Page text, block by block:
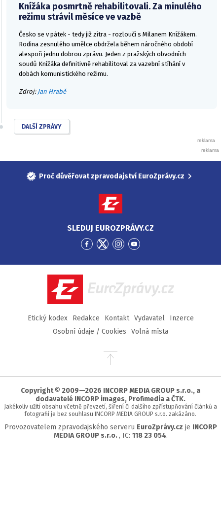
Knížáka posmrtně rehabilitovali. Za minulého
režimu strávil měsíce ve vazbě
Česko se v pátek - tedy již zítra - rozloučí s Milanem Knížákem.
Rodina zesnulého umělce obdržela během náročného období
alespoň jednu dobrou zprávu. Jeden z pražských obvodních
soudů Knížáka definitivně rehabilitoval za vazební stíhání v
dobách komunistického režimu.
Zdroj: Jan Hrabě
DALŠÍ ZPRÁVY
Proč důvěřovat zpravodajství EuroZprávy.cz
SLEDUJ EUROZPRÁVY.CZ
Přejít
Facebook
Přejít
Twitter
Přejít
Instagram
Přejít
YouTube
EuroZprávy.cz
Etický kodex Redakce Kontakt Vydavatel
Inzerce
Osobní údaje / Cookies
Volná místa
Přejít
stránky
Copyright © 2009—2026 INCORP MEDIA GROUP s.r.o., a
dodavatelé INCORP images, Profimedia a ČTK.
Jakékoliv užití obsahu včetně převzetí, šíření či dalšího zpřístupňování článků a
fotografií je bez souhlasu INCORP MEDIA GROUP s.r.o. zakázáno.
Provozovatelem zpravodajského serveru EuroZprávy.cz je INCORP
MEDIA GROUP s.r.o. , IC: 118 23 054.